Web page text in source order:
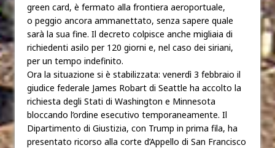
green card, è fermato alla frontiera aeroportuale,
o peggio ancora ammanettato, senza sapere quale
sarà la sua fine. Il decreto colpisce anche migliaia di
richiedenti asilo per 120 giorni e, nel caso dei siriani,
per un tempo indefinito.
Ora la situazione si è stabilizzata: venerdì 3 febbraio il
giudice federale James Robart di Seattle ha accolto la
richiesta degli Stati di Washington e Minnesota
bloccando l’ordine esecutivo temporaneamente. Il
Dipartimento di Giustizia, con Trump in prima fila, ha
presentato ricorso alla corte d’Appello di San Francisco